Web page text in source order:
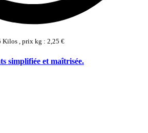
Kilos , prix kg : 2,25 €
simplifiée et maîtrisée.